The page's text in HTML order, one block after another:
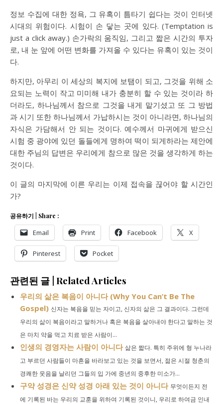
정보 수집에 대한 정욕, 그 유혹이 틈타기 쉽다는 것이 인터넷
시대의 위험이다. 시험이 손 닿는 곳에 있다. (Temptation is
just a click away.) 손가락의 움직임, 그리고 짧은 시간의 투자
로, 내 눈 앞에 어떤 변화를 가져올 수 있다는 유혹이 있는 것이
다.
하지만, 아무리 이 세상의 복지에 보탬이 되고, 그것을 위해 소
요되는 노력이 작고 미미해 내가 충분히 할 수 있는 것이라 하
더라도, 하나님께서 참으로 그것을 내게 맡기셨고 또 그 방법
과 시기 또한 하나님께서 가납하시는 것이 아니라면, 하나님의
자식은 가담해서 안 되는 것이다. 예수께서 마귀에게 받으신
시험 중 광야에 있던 돌들에게 명하여 떡이 되게하라는 제안에
대한 주님의 답변은 우리에게 참으로 많은 것을 생각하게 하는
것이다.
이 글의 마지막에 이른 우리는 이제 접속을 끊어야 할 시간인
가?
공유하기 | Share :
Email Print Facebook X
Pinterest Pocket
관련된 글 | Related Articles
우리의 삶은 복음이 아니다 (Why You Can’t Be The
Gospel) 신자는 복음을 믿는 자이고, 신자의 삶은 그 결과이다. 그런데
우리의 삶이 복음이라고 말하거나 혹은 복음을 살아내야 한다고 말하는 것
은 마치 약을 먹고 치료 받은 사람이...
인생의 경영자는 사람이 아니다 삶은 짧다. 특히 주위에 형 누나라
고 부르던 사람들이 마흔을 바라보고 있는 것을 보면서, 젊은 시절 청춘의
경쾌한 웃음을 날리던 그들의 입 가에 중년의 중후한 미소가...
구약 성경은 신약 성경 아래 있는 것이 아니다 무엇이든지 전
에 기록된 바는 우리의 교훈을 위하여 기록된 것이니, 우리로 하여금 인내